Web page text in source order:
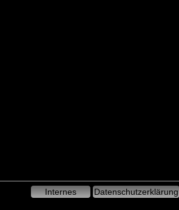
Internes Datenschutzerklärung